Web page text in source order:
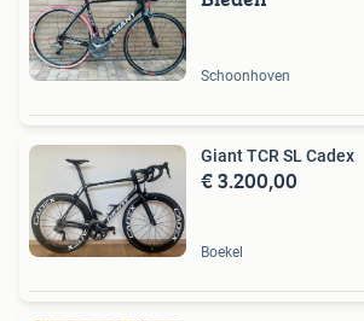
Schoonhoven
Giant TCR SL Cadex
€ 3.200,00
Boekel